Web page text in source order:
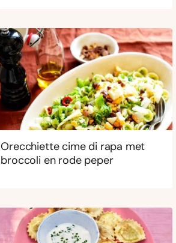
Orecchiette cime di rapa met
broccoli en rode peper